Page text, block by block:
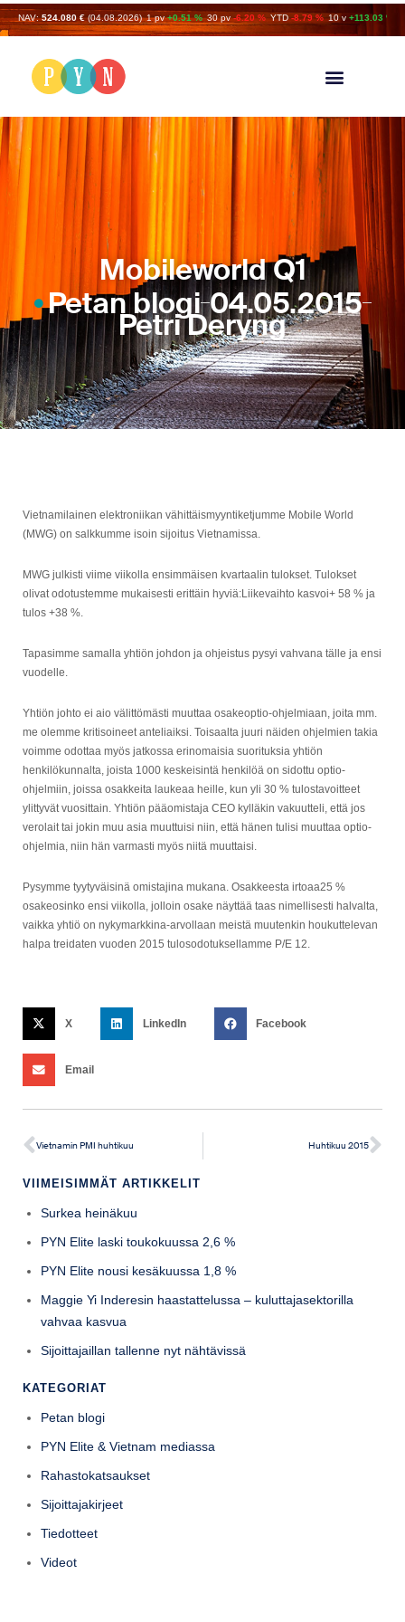
NAV: 524.080 € (04.08.2026) 1 pv +0.51 % 30 pv -6.20 % YTD -8.79 % 10 v +113.03 %
Mobileworld Q1
Petan blogi 04.05.2015
Petri Deryng
Vietnamilainen elektroniikan vähittäismyyntiketjumme Mobile World
(MWG) on salkkumme isoin sijoitus Vietnamissa.
MWG julkisti viime viikolla ensimmäisen kvartaalin tulokset. Tulokset
olivat odotustemme mukaisesti erittäin hyviä:Liikevaihto kasvoi+ 58 % ja
tulos +38 %.
Tapasimme samalla yhtiön johdon ja ohjeistus pysyi vahvana tälle ja ensi
vuodelle.
Yhtiön johto ei aio välittömästi muuttaa osakeoptio-ohjelmiaan, joita mm.
me olemme kritisoineet anteliaiksi. Toisaalta juuri näiden ohjelmien takia
voimme odottaa myös jatkossa erinomaisia suorituksia yhtiön
henkilökunnalta, joista 1000 keskeisintä henkilöä on sidottu optio-
ohjelmiin, joissa osakkeita laukeaa heille, kun yli 30 % tulostavoitteet
ylittyvät vuosittain. Yhtiön pääomistaja CEO kylläkin vakuutteli, että jos
verolait tai jokin muu asia muuttuisi niin, että hänen tulisi muuttaa optio-
ohjelmia, niin hän varmasti myös niitä muuttaisi.
Pysymme tyytyväisinä omistajina mukana. Osakkeesta irtoaa25 %
osakeosinko ensi viikolla, jolloin osake näyttää taas nimellisesti halvalta,
vaikka yhtiö on nykymarkkina-arvollaan meistä muutenkin houkuttelevan
halpa treidaten vuoden 2015 tulosodotuksellamme P/E 12.
X LinkedIn Facebook
Email
Vietnamin PMI huhtikuu Huhtikuu 2015
VIIMEISIMMÄT ARTIKKELIT
Surkea heinäkuu
PYN Elite laski toukokuussa 2,6 %
PYN Elite nousi kesäkuussa 1,8 %
Maggie Yi Inderesin haastattelussa – kuluttajasektorilla
vahvaa kasvua
Sijoittajaillan tallenne nyt nähtävissä
KATEGORIAT
Petan blogi
PYN Elite & Vietnam mediassa
Rahastokatsaukset
Sijoittajakirjeet
Tiedotteet
Videot